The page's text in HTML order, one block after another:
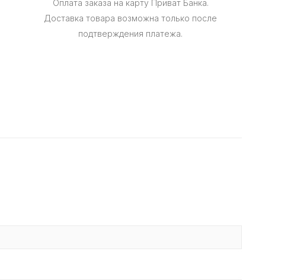
Оплата заказа на карту Приват Банка.
Доставка товара возможна только после
подтверждения платежа.